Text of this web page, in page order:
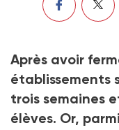
Après avoir
établissements
trois semaines
élèves. Or,